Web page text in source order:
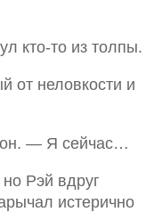
кто-то из толпы.
от неловкости и
— Я сейчас…
Рэй вдруг
истерично